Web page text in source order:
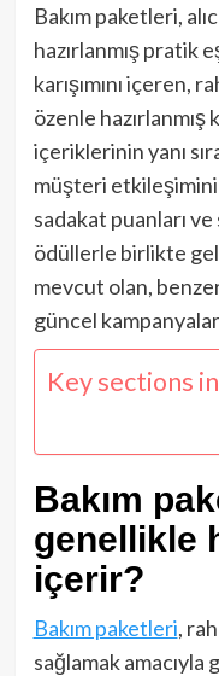
Bakım paketleri,
hazırlanmış pratik
karışımını içeren,
özenle
içeriklerinin yanı
müşteri
sadakat puanları
ödüllerle birlikte
mevcut olan,
güncel
Key sections
Bakım
genellikle
içerir?
Bakım paketleri,
sağlamak amacıyla